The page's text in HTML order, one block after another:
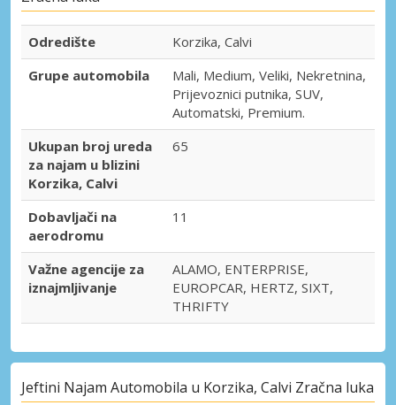
Odredište
Korzika, Calvi
Grupe automobila
Mali, Medium, Veliki, Nekretnina,
Prijevoznici putnika, SUV,
Automatski, Premium.
Ukupan broj ureda
za najam u blizini
Korzika, Calvi
65
Dobavljači na
aerodromu
11
Važne agencije za
iznajmljivanje
ALAMO, ENTERPRISE,
EUROPCAR, HERTZ, SIXT,
THRIFTY
Jeftini Najam Automobila u Korzika, Calvi Zračna luka